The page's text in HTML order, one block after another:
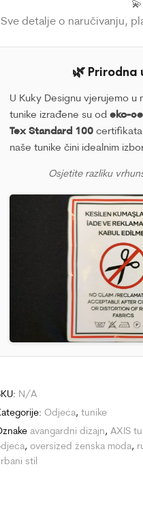
💫
Sve detalje o naručivanju,
🌿 Prirodna
U Kuky Designu vjerujemo u
tunike izrađene su odeko-
Tex Standard 100
naše tunike čini idealnim
Osjetite razliku
N/A
Odjeća,tunike
avangardni dizajn,AXIS
,oversized ženska moda,
stil